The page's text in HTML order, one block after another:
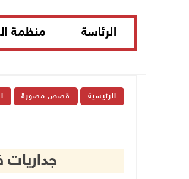
الرئاسة منظمة
الرئيسية قصص مصورة
جداريات